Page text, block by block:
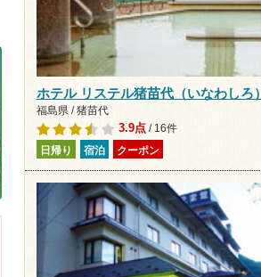
ホテル リステル猪苗代（いなわしろ）
福島県 / 猪苗代
3.9点/ 16件
日帰り 宿泊 クーポン